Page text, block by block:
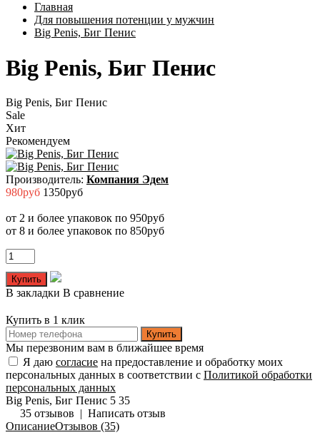
Главная
Для повышения потенции у мужчин
Big Penis, Биг Пенис
Big Penis, Биг Пенис
Big Penis, Биг Пенис
Sale
Хит
Рекомендуем
Производитель: Компания Эдем
980руб 1350руб
от 2 и более упаковок по 950руб
от 8 и более упаковок по 850руб
В закладки В сравнение
Купить в 1 клик
Купить
Мы перезвоним вам в ближайшее время
Я даю согласие на предоставление и обработку моих
персональных данных в соответствии с Политикой обработки
персональных данных
Big Penis, Биг Пенис 5 35
35 отзывов | Написать отзыв
ОписаниеОтзывов (35)